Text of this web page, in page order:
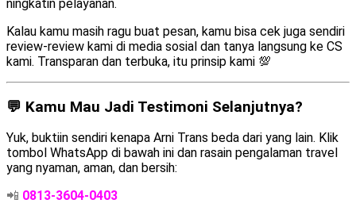
ningkatin pelayanan.
Kalau kamu masih ragu buat pesan, kamu bisa cek juga sendiri
review-review kami di media sosial dan tanya langsung ke CS
kami. Transparan dan terbuka, itu prinsip kami 💯
💬 Kamu Mau Jadi Testimoni Selanjutnya?
Yuk, buktiin sendiri kenapa Arni Trans beda dari yang lain. Klik
tombol WhatsApp di bawah ini dan rasain pengalaman travel
yang nyaman, aman, dan bersih:
📲 0813-3604-0403